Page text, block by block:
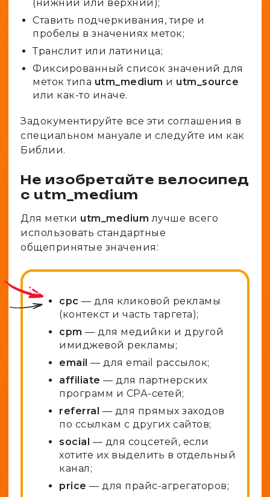
(нижний или верхний);
Ставить подчеркивания, тире и
пробелы в значениях меток;
Транслит или латиница;
Фиксированный список значений для
меток типа utm_medium и utm_source
или как-то иначе.
Задокументируйте все эти соглашения в
специальном мануале и следуйте им как
Библии.
Не изобретайте велосипед
с utm_medium
Для метки utm_medium лучше всего
использовать стандартные
общепринятые значения:
cpc — для кликовой рекламы
(контекст и часть таргета);
cpm — для медийки и другой
имиджевой рекламы;
email — для email рассылок;
affiliate — для партнерских
программ и СРА-сетей;
referral — для прямых заходов
по ссылкам с других сайтов;
social — для соцсетей, если
хотите их выделить в отдельный
канал;
price — для прайс-агрегаторов;